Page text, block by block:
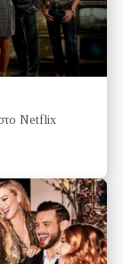
Netflix